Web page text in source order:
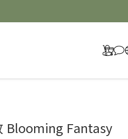
Blooming Fantasy